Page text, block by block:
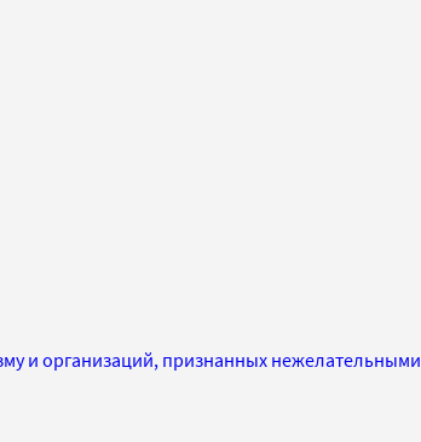
и организаций, признанных нежелательными